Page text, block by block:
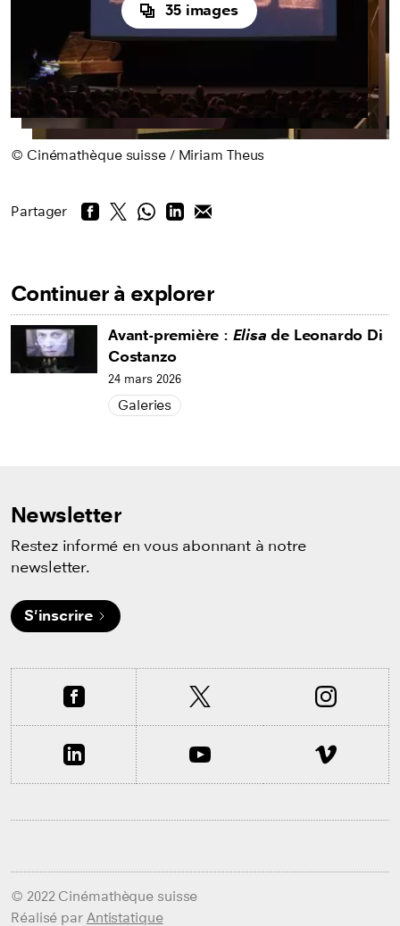
35 images
© Cinémathèque suisse / Miriam Theus
Partager
Continuer à explorer
Avant-première : Elisa de Leonardo Di
Costanzo
24 mars 2026
Galeries
Newsletter
Restez informé en vous abonnant à notre
newsletter.
S'inscrire
© 2022 Cinémathèque suisse
Réalisé par Antistatique